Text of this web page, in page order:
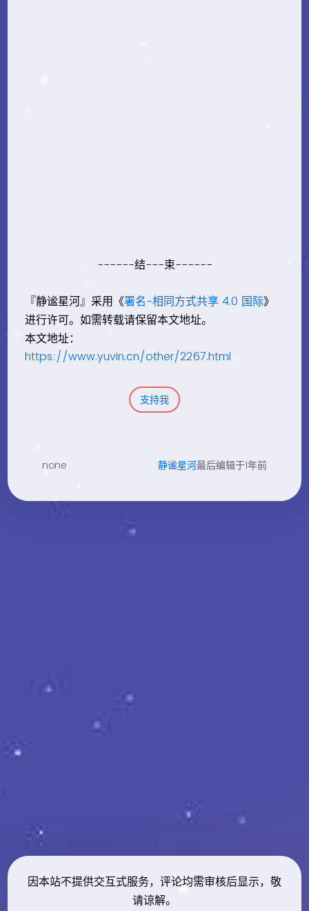
------结---束------
『静谧星河』采用《署名-相同方式共享 4.0 国际》
进行许可。如需转载请保留本文地址。
本文地址：
https://www.yuvin.cn/other/2267.html
支持我
none 静谧星河最后编辑于1年前
因本站不提供交互式服务，评论均需审核后显示，敬
请谅解。